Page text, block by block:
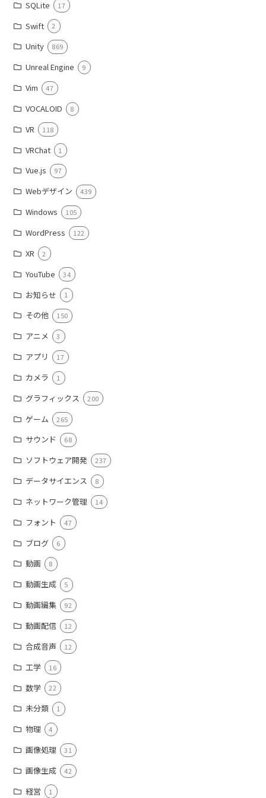
SQLite 17
Swift 2
Unity 869
Unreal Engine 9
Vim 47
VOCALOID 8
VR 118
VRChat 1
Vue.js 97
Webデザイン 439
Windows 105
WordPress 122
XR 2
YouTube 34
お知らせ 1
その他 150
アニメ 3
アプリ 17
カメラ 1
グラフィックス 200
ゲーム 265
サウンド 68
ソフトウェア開発 237
データサイエンス 8
ネットワーク管理 14
フォント 47
ブログ 6
動画 8
動画生成 5
動画編集 92
動画配信 12
合成音声 12
工学 16
数学 22
未分類 1
物理 4
画像処理 31
画像生成 42
経営 1